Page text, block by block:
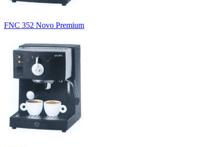
FNC 352 Novo Premium